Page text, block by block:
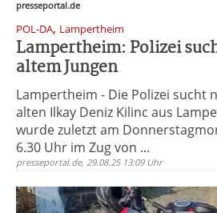
presseportal.de
POL-DA, Lampertheim
Lampertheim: Polizei
altem Jungen
Lampertheim - Die Polizei sucht
alten Ilkay Deniz Kilinc aus
wurde zuletzt am
6.30 Uhr im Zug von ...
presseportal.de, 29.08.25 13:09 Uhr